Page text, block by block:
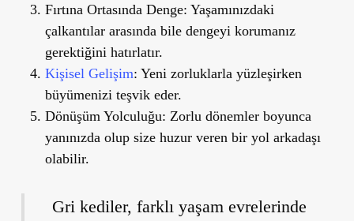
Fırtına Ortasında Denge: Yaşamınızdaki
çalkantılar arasında bile dengeyi korumanız
gerektiğini hatırlatır.
Kişisel Gelişim: Yeni zorluklarla yüzleşirken
büyümenizi teşvik eder.
Dönüşüm Yolculuğu: Zorlu dönemler boyunca
yanınızda olup size huzur veren bir yol arkadaşı
olabilir.
Gri kediler, farklı yaşam evrelerinde